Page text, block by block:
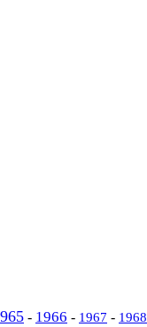
- 1966 - 1967 - 1968